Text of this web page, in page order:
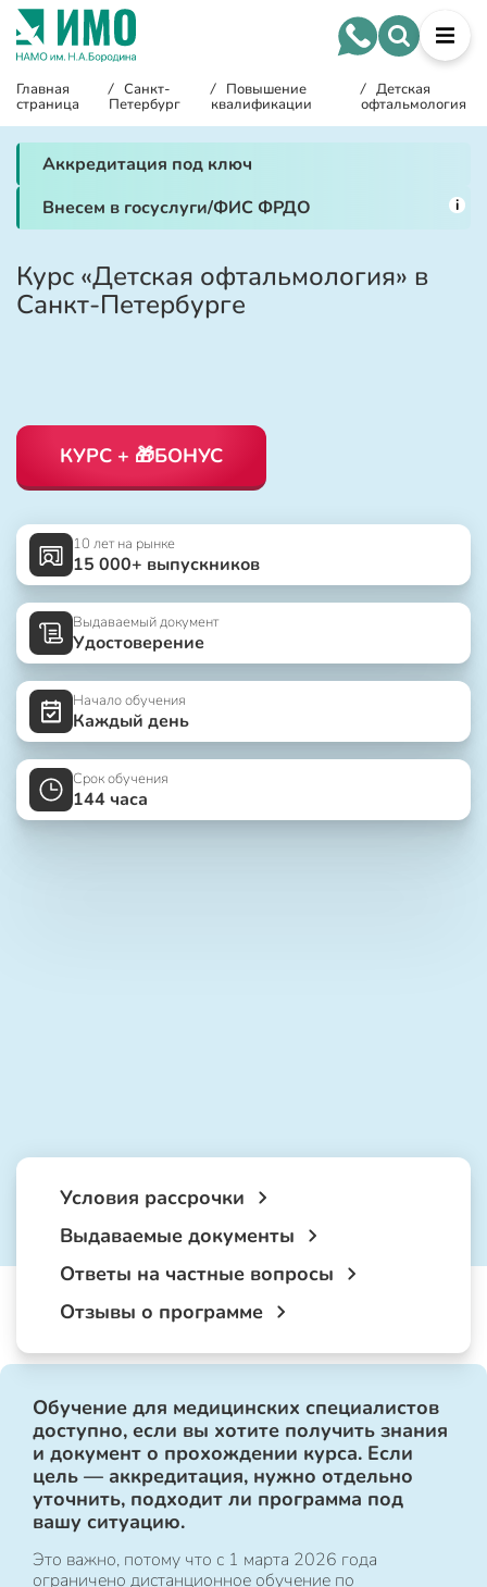
Главная
страница
/ Санкт-
Петербург
/ Повышение
квалификации
/ Детская
офтальмология
Аккредитация под ключ
Внесем в госуслуги/ФИС ФРДО
i
Курс «Детская офтальмология» в
Санкт-Петербурге
КУРС + 🎁БОНУС
10 лет на рынке
15 000+ выпускников
Выдаваемый документ
Удостоверение
Начало обучения
Каждый день
Срок обучения
144 часа
Условия рассрочки
Выдаваемые документы
Ответы на частные вопросы
Отзывы о программе
Обучение для медицинских специалистов
доступно, если вы хотите получить знания
и документ о прохождении курса. Если
цель — аккредитация, нужно отдельно
уточнить, подходит ли программа под
вашу ситуацию.
Это важно, потому что с 1 марта 2026 года
ограничено дистанционное обучение по